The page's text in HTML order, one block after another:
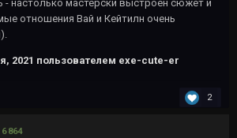
- настолько мастерски выстроен сюжет и
отношения Вай и Кейтилн очень
2021 пользователем exe-cute-er
2
6 864